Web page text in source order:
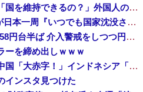
「あきれてモノが言えない」「国を維持できるの？」外国人の永住許可要件の厳格化で在日中国人の本音は？
【速報】 中露の武装軍艦4隻が日本一周『いつでも国家沈没させられるぞ』
【為替相場】 ドル円は1ドル158円台半ば 介入警戒をしつつ円売りが続行
ーを締め出しｗｗｗ
インドネシア「高速鉄道！」中国「大赤字！」インドネシア「運営会社の株式購入！（負債対策」中国「はい（巨額負債」インドネシア「700km延伸計画！（実質中止」→
インスタ見つけた